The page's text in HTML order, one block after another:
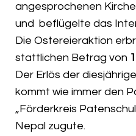
angesprochenen
und beflügelte das
Die Ostereieraktion
stattlichen Betrag von
Der Erlös der
kommt wie immer den
„Förderkreis
Nepal zugute.